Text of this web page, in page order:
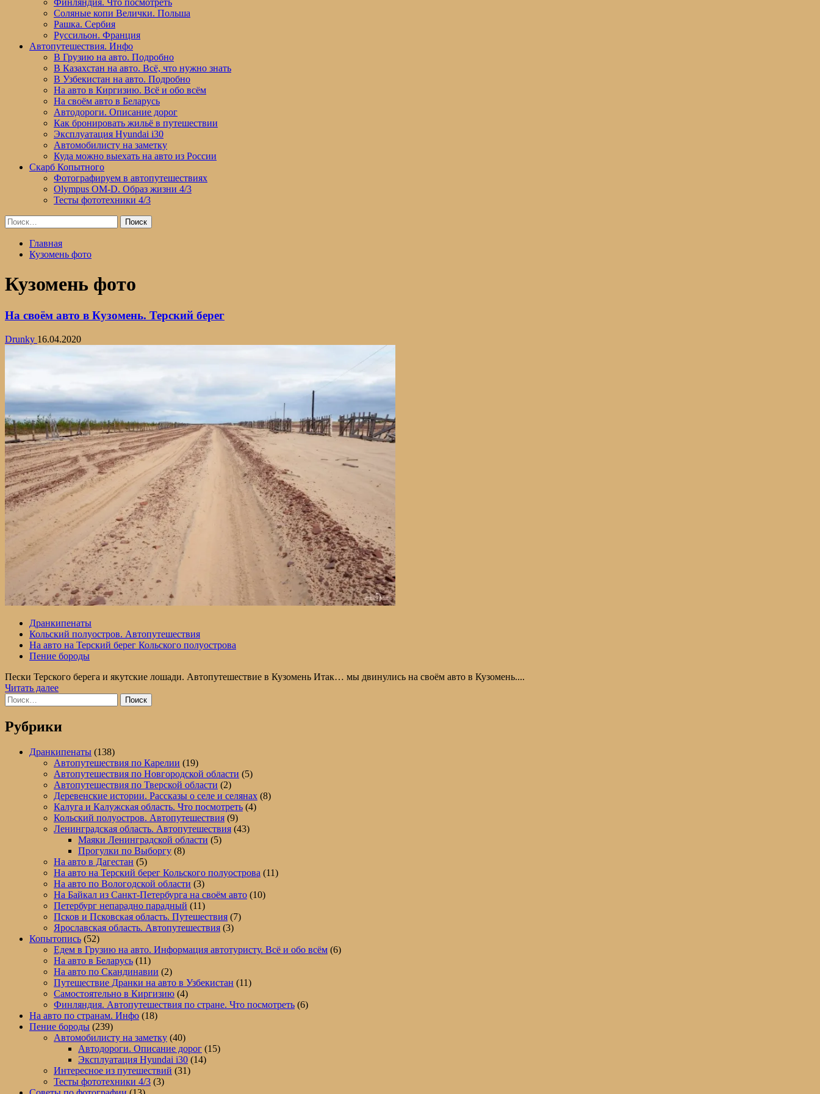
Финляндия. Что посмотреть
Соляные копи Велички. Польша
Рашка. Сербия
Руссильон. Франция
Автопутешествия. Инфо
В Грузию на авто. Подробно
В Казахстан на авто. Всё, что нужно знать
В Узбекистан на авто. Подробно
На авто в Киргизию. Всё и обо всём
На своём авто в Беларусь
Автодороги. Описание дорог
Как бронировать жильё в путешествии
Эксплуатация Hyundai i30
Автомобилисту на заметку
Куда можно выехать на авто из России
Скарб Копытного
Фотографируем в автопутешествиях
Olympus OM-D. Образ жизни 4/3
Тесты фототехники 4/3
Найти:
Главная
Кузомень фото
Кузомень фото
На своём авто в Кузомень. Терский берег
Drunky 16.04.2020
Дранкипенаты
Кольский полуостров. Автопутешествия
На авто на Терский берег Кольского полуострова
Пение бороды
Пески Терского берега и якутские лошади. Автопутешествие в Кузомень Итак… мы двинулись на своём авто в Кузомень....
Читать далееПрочитать
о
своём
в
Кузомень.
Терский
берег
Найти:
Рубрики
Дранкипенаты (138)
Автопутешествия по Карелии (19)
Автопутешествия по Новгородской области (5)
Автопутешествия по Тверской области (2)
Деревенские истории. Рассказы о селе и селянах (8)
Калуга и Калужская область. Что посмотреть (4)
Кольский полуостров. Автопутешествия (9)
Ленинградская область. Автопутешествия (43)
Маяки Ленинградской области (5)
Прогулки по Выборгу (8)
На авто в Дагестан (5)
На авто на Терский берег Кольского полуострова (11)
На авто по Вологодской области (3)
На Байкал из Санкт-Петербурга на своём авто (10)
Петербург непарадно парадный (11)
Псков и Псковская область. Путешествия (7)
Ярославская область. Автопутешествия (3)
Копытопись (52)
Едем в Грузию на авто. Информация автотуристу. Всё и обо всём (6)
На авто в Беларусь (11)
На авто по Скандинавии (2)
Путешествие Дранки на авто в Узбекистан (11)
Самостоятельно в Киргизию (4)
Финляндия. Автопутешествия по стране. Что посмотреть (6)
На авто по странам. Инфо (18)
Пение бороды (239)
Автомобилисту на заметку (40)
Автодороги. Описание дорог (15)
Эксплуатация Hyundai i30 (14)
Интересное из путешествий (31)
Тесты фототехники 4/3 (3)